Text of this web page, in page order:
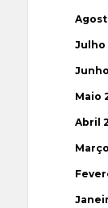
Julho
Maio
Abril